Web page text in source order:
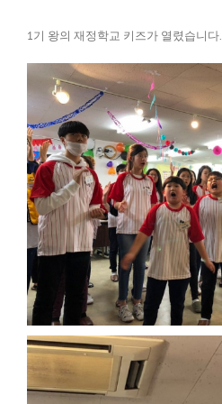
1기 왕의 재정학교 키즈가 열렸습니다.